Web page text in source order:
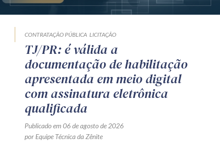
CONTRATAÇÃO PÚBLICA LICITAÇÃO
TJ/PR: é válida a
documentação de habilitação
apresentada em meio digital
com assinatura eletrônica
qualificada
Publicado em 06 de agosto de 2026
por Equipe Técnica da Zênite